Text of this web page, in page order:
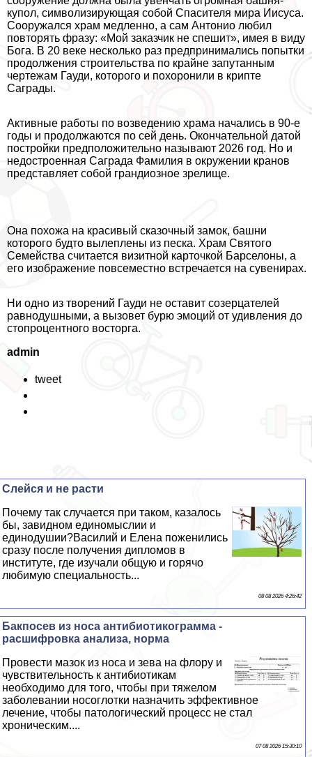
купол, символизирующая собой Спасителя мира Иисуса.
Сооружался храм медленно, а сам Антонио любил
повторять фразу: «Мой заказчик не спешит», имея в виду
Бога. В 20 веке несколько раз предпринимались попытки
продолжения строительства по крайне запyтaнным
чертежам Гауди, которого и похоронили в крипте
Саграды.
Активные работы по возведению храма начались в 90-е
годы и продолжаются по сей день. Окончательной датой
постройки предположительно называют 2026 год. Но и
недостроенная Саграда Фамилия в окружении кранов
представляет собой грандиозное зрелище.
Она похожа на красивый сказочный замок, башни
которого будто вылеплены из песка. Храм Святого
Семейства считается визитной карточкой Барселоны, а
его изображение повсеместно встречается на сувенирах.
Ни одно из творений Гауди не оставит созерцателей
равнодушными, а вызовет бурю эмоций от удивления до
стопроцентного восторга.
admin
tweet
Слейся и не расти
Почему так случается при таком, казалось
бы, завидном единомыслии и
единодушии?Василий и Елена поженились
сразу после получения дипломов в
институте, где изучали общую и горячо
любимую специальность...
08 08 2026 4:26:42
Бакпосев из носа антибиотикограмма -
расшифровка анализа, норма
Провести мaзoк из носа и зева на флору и
чувствительность к антибиотикам
необходимо для того, чтобы при тяжелом
заболевании носоглотки назначить эффективное
лечение, чтобы патологический процесс не стал
хроническим....
07 08 2026 15:30:10